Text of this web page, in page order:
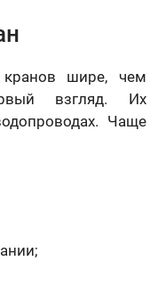
шире, чем
взгляд. Их
Чаще